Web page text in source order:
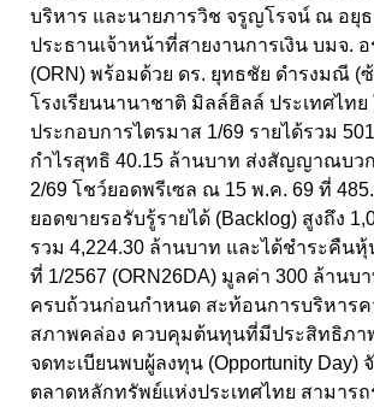
บริหาร และนายภารวิช จรูญโรจน์ ณ อยุธ
ประธานเจ้าหน้าที่สายงานการเงิน บมจ.
(ORN) พร้อมด้วย ดร. ยุทธชัย ดำรงมณี (
โรงเรียนนานาชาติ มิลล์ฮิลล์ ประเทศไท
ประกอบการไตรมาส 1/69 รายได้รวม
กำไรสุทธิ 40.15 ล้านบาท ส่งสัญญาณบว
2/69 โชว์ยอดพรีเซล ณ 15 พ.ค. 69 ที่
ยอดขายรอรับรู้รายได้ (Backlog) สูงถึง
รวม 4,224.30 ล้านบาท และได้ชำระคืน
ที่ 1/2567 (ORN26DA) มูลค่า 300 ล้านบ
ครบถ้วนก่อนกำหนด สะท้อนการบริหารค
สภาพคล่อง ควบคุมต้นทุนที่มีประสิทธิภา
จดทะเบียนพบผู้ลงทุน (Opportunity Day)
ตลาดหลักทรัพย์แห่งประเทศไทย สามาร